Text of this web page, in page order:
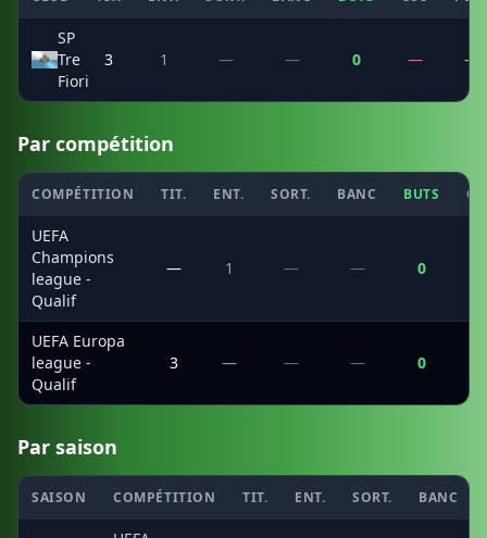
SP
Tre
Fiori
3 1 — — 0 — —
Par compétition
COMPÉTITION TIT. ENT. SORT. BANC BUTS
UEFA
Champions
league -
Qualif
— 1 — — 0
UEFA Europa
league -
Qualif
3 — — — 0
Par saison
SAISON COMPÉTITION TIT. ENT. SORT. BANC